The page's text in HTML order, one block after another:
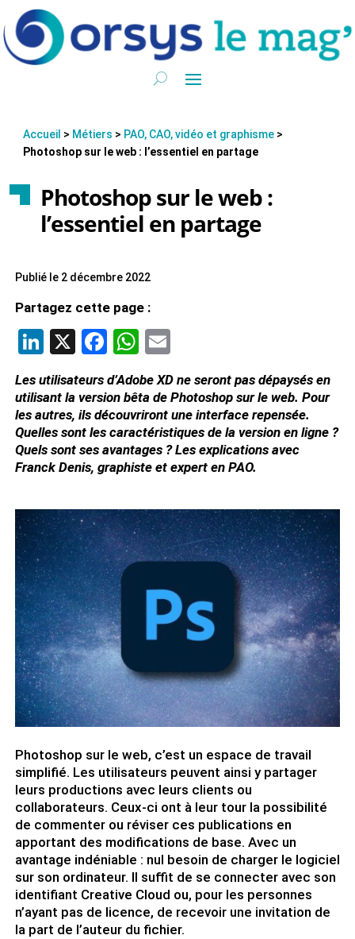
Accueil > Métiers > PAO, CAO, vidéo et graphisme>
Photoshop sur le web : l’essentiel en partage
Photoshop sur le web :
l’essentiel en partage
Publié le 2 décembre 2022
Partagez cette page :
LinkedIn
X Facebook
WhatsApp
Les utilisateurs d’Adobe XD ne seront pas dépaysés en
utilisant la version bêta de Photoshop sur le web. Pour
les autres, ils découvriront une interface repensée.
Quelles sont les caractéristiques de la version en ligne ?
Quels sont ses avantages ? Les explications avec
Franck Denis, graphiste et expert en PAO.
Photoshop sur le web, c’est un espace de travail
simplifié. Les utilisateurs peuvent ainsi y partager
leurs productions avec leurs clients ou
collaborateurs. Ceux-ci ont à leur tour la possibilité
de commenter ou réviser ces publications en
apportant des modifications de base. Avec un
avantage indéniable : nul besoin de charger le logiciel
sur son ordinateur. Il suffit de se connecter avec son
identifiant Creative Cloud ou, pour les personnes
n’ayant pas de licence, de recevoir une invitation de
la part de l’auteur du fichier.